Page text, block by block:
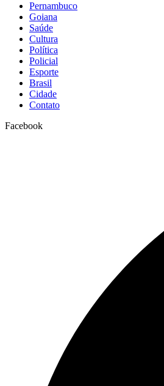
Pernambuco
Goiana
Saúde
Cultura
Política
Policial
Esporte
Brasil
Cidade
Contato
Facebook